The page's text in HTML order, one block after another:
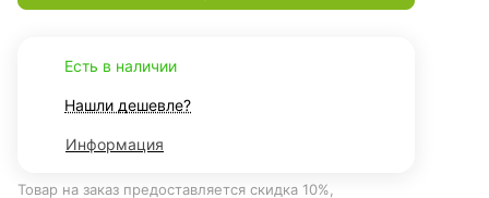
Есть в наличии
Нашли дешевле?
Информация
Товар на заказ предоставляется скидка 10%,